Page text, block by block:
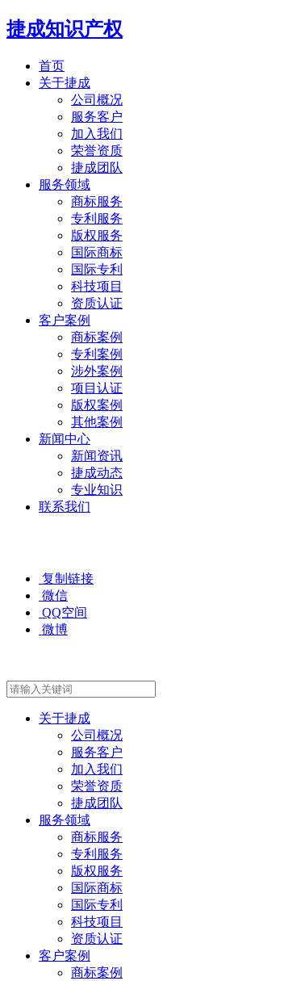
捷成知识产权
首页
关于捷成
公司概况
服务客户
加入我们
荣誉资质
捷成团队
服务领域
商标服务
专利服务
版权服务
国际商标
国际专利
科技项目
资质认证
客户案例
商标案例
专利案例
涉外案例
项目认证
版权案例
其他案例
新闻中心
新闻资讯
捷成动态
专业知识
联系我们
复制链接
微信
QQ空间
微博
关于捷成
公司概况
服务客户
加入我们
荣誉资质
捷成团队
服务领域
商标服务
专利服务
版权服务
国际商标
国际专利
科技项目
资质认证
客户案例
商标案例